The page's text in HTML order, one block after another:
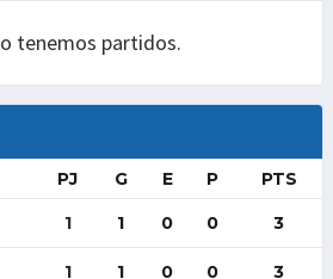
tenemos partidos.
PJ G E P PTS
1 1 0 0 3
1 1 0 0 3